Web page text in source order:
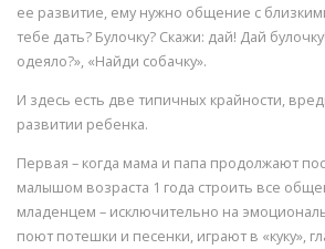
ее развитие, ему нужно общение с
тебе дать? Булочку? Скажи: дай! Дай
одеяло?», «Найди собачку».
И здесь есть две типичных крайности,
развитии ребенка.
Первая – когда мама и папа продолжают
малышом возраста 1 года строить все
младенцем – исключительно на
поют потешки и песенки, играют в «куку»,